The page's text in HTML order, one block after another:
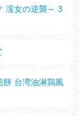
濡女の逆襲～ 3
餅 台湾油淋鶏風